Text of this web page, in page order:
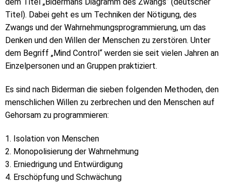
Titel). Dabei geht es um Techniken der Nötigung, des
Zwangs und der Wahrnehmungsprogrammierung, um das
Denken und den Willen der Menschen zu zerstören. Unter
dem Begriff „Mind Control“ werden sie seit vielen Jahren an
Einzelpersonen und an Gruppen praktiziert.
Es sind nach Biderman die sieben folgenden Methoden, den
menschlichen Willen zu zerbrechen und den Menschen auf
Gehorsam zu programmieren:
1. Isolation von Menschen
2. Monopolisierung der Wahrnehmung
3. Erniedrigung und Entwürdigung
4. Erschöpfung und Schwächung